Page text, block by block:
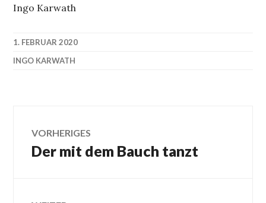
Ingo Karwath
1. FEBRUAR 2020
INGO KARWATH
Beitragsnavigation
VORHERIGES
Vorheriger
Der mit dem Bauch tanzt